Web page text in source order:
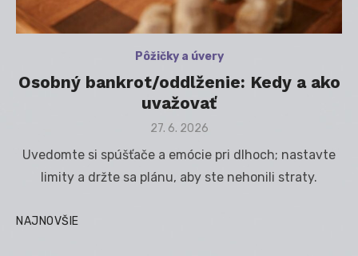
Pôžičky a úvery
Osobný bankrot/oddlženie: Kedy a ako
uvažovať
Posted
27. 6. 2026
Uvedomte si spúšťače a emócie pri dlhoch; nastavte
limity a držte sa plánu, aby ste nehonili straty.
NAJNOVŠIE